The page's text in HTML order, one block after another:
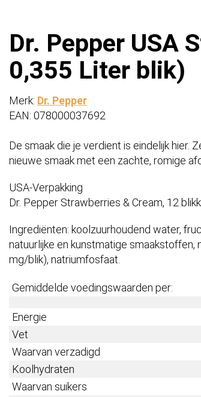
Dr. Pepper USA
0,355 Liter blik)
Merk: Dr. Pepper
EAN: 078000037692
De smaak die je verdient is eindelijk hier.
nieuwe smaak met een zachte, romige
USA-Verpakking
Dr. Pepper Strawberries & Cream, 12
Ingrediënten: koolzuurhoudend water,
natuurlijke en kunstmatige
mg/blik), natriumfosfaat.
Gemiddelde voedingswaarden per:
Energie
Vet
Waarvan verzadigd
Koolhydraten
Waarvan suikers